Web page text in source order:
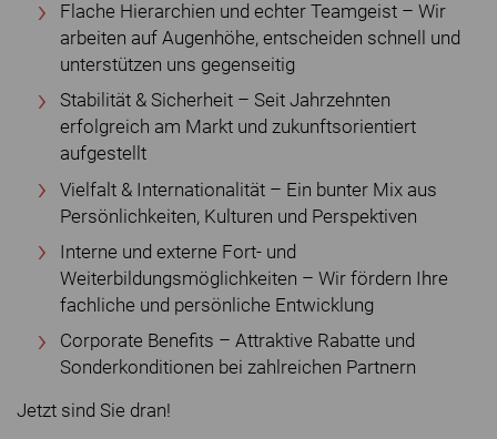
Flache Hierarchien und echter Teamgeist – Wir
arbeiten auf Augenhöhe, entscheiden schnell und
unterstützen uns gegenseitig
Stabilität & Sicherheit – Seit Jahrzehnten
erfolgreich am Markt und zukunftsorientiert
aufgestellt
Vielfalt & Internationalität – Ein bunter Mix aus
Persönlichkeiten, Kulturen und Perspektiven
Interne und externe Fort- und
Weiterbildungsmöglichkeiten – Wir fördern Ihre
fachliche und persönliche Entwicklung
Corporate Benefits – Attraktive Rabatte und
Sonderkonditionen bei zahlreichen Partnern
Jetzt sind Sie dran!